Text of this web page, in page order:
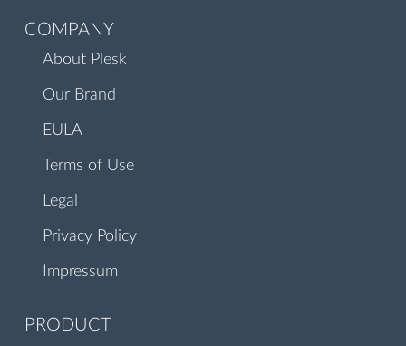
COMPANY
About Plesk
Our Brand
EULA
Terms of Use
Legal
Privacy Policy
Impressum
PRODUCT